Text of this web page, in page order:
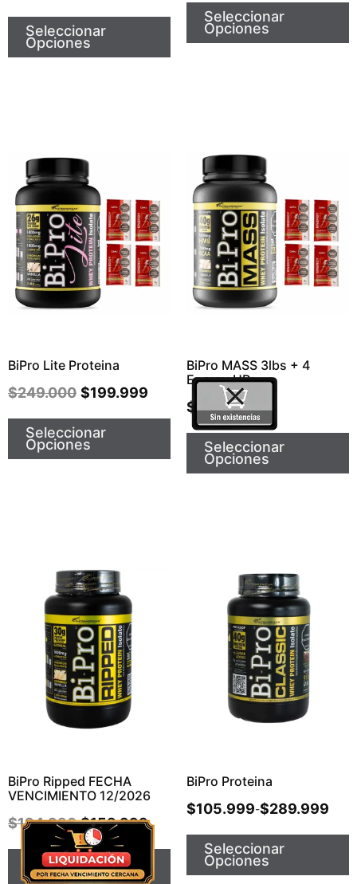
Seleccionar
Opciones
Seleccionar
Opciones
BiPro Lite Proteina
$249.000 $199.999
Seleccionar
Opciones
BiPro MASS 3lbs + 4
Energy UP
$ 173.999
Seleccionar
Opciones
BiPro Ripped FECHA
VENCIMIENTO 12/2026
$194.990 $159.999
Seleccionar
Opciones
BiPro Proteina
$105.999-$289.999
Seleccionar
Opciones